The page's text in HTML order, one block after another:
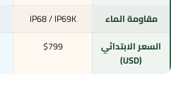
مقاومة الماء IP68 / IP69K
السعر الابتدائي
(USD)
$799